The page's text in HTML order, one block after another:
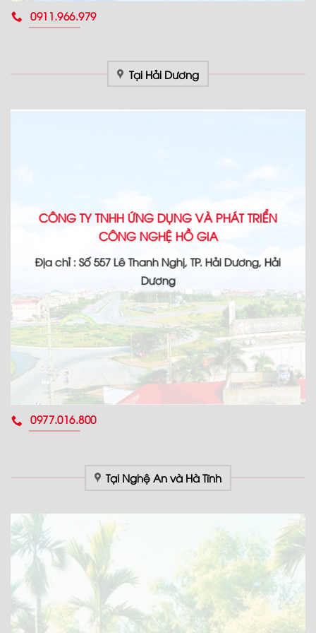
0911.966.979
Tại Hải Dương
CÔNG TY TNHH ỨNG DỤNG VÀ PHÁT TRIỂN
CÔNG NGHỆ HỒ GIA
Địa chỉ : Số 557 Lê Thanh Nghị, TP. Hải Dương, Hải
Dương
0977.016.800
Tại Nghệ An và Hà Tĩnh